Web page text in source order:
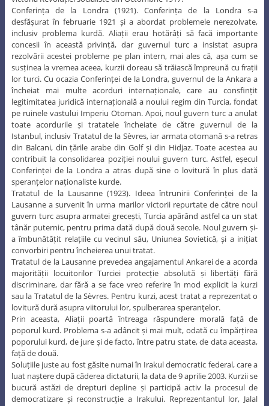
Conferința de la Londra (1921). Conferința de la Londra s-a
desfășurat în februarie 1921 și a abordat problemele nerezolvate,
inclusiv problema kurdă. Aliații erau hotărâți să facă importante
concesii în această privință, dar guvernul turc a insistat asupra
rezolvării acestei probleme pe plan intern, mai ales că, așa cum se
susținea la vremea aceea, kurzii doreau să trăiască împreună cu frații
lor turci. Cu ocazia Conferinței de la Londra, guvernul de la Ankara a
încheiat mai multe acorduri internaționale, care au consfințit
legitimitatea juridică internațională a noului regim din Turcia, fondat
pe ruinele vastului Imperiu Otoman. Apoi, noul guvern turc a anulat
toate acordurile și tratatele încheiate de către guvernul de la
Istanbul, inclusiv Tratatul de la Sèvres, iar armata otomană s-a retras
din Balcani, din țările arabe din Golf și din Hidjaz. Toate acestea au
contribuit la consolidarea poziției noului guvern turc. Astfel, eșecul
Conferinței de la Londra a atras după sine o lovitură în plus dată
speranțelor naționaliste kurde.
Tratatul de la Lausanne (1923). Ideea întrunirii Conferinței de la
Lausanne a survenit în urma marilor victorii repurtate de către noul
guvern turc asupra armatei grecești, Turcia apărând astfel ca un stat
tânăr puternic, pentru prima dată după două secole. Noul guvern și-
a îmbunătățit relațiile cu vecinul său, Uniunea Sovietică, și a inițiat
convorbiri pentru încheierea unui tratat.
Tratatul de la Lausanne prevedea angajamentul Ankarei de a acorda
majorității locuitorilor Turciei protecție absolută și libertăți fără
discriminare, dar fără a se face vreo referire în mod explicit la kurzi
sau la Tratatul de la Sèvres. Pentru kurzi, acest tratat a reprezentat o
lovitură dură asupra viitorului lor, spulberarea speranţelor.
Prin aceasta, Aliații poartă întreaga răspundere morală față de
poporul kurd. Problema s-a adâncit și mai mult, odată cu împărțirea
poporului kurd, de jure și de facto, între patru state, de data aceasta,
față de două.
Soluțiile juste au fost găsite numai în Irakul democratic federal, care a
luat naștere după căderea dictaturii, la data de 9 aprilie 2003. Kurzii se
bucură astăzi de drepturi depline și participă activ la procesul de
democratizare și reconstrucție a Irakului. Reprezentantul lor, Jalal